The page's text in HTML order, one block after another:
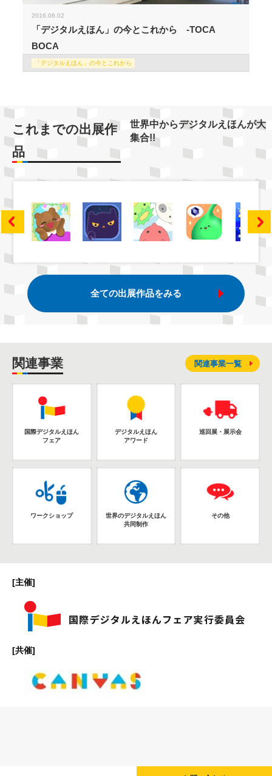
2016.06.02
「デジタルえほん」の今とこれから -TOCA
BOCA
「デジタルえほん」の今とこれから
これまでの出展作
品
世界中からデジタルえほんが大
集合!!
全ての出展作品をみる
関連事業
国際デジタルえほん
フェア
デジタルえほん
アワード
巡回展・展示会
ワークショップ
世界のデジタルえほん
共同制作
その他
関連事業一覧
[主催]
[共催]